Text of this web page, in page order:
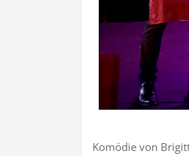
Komödie von